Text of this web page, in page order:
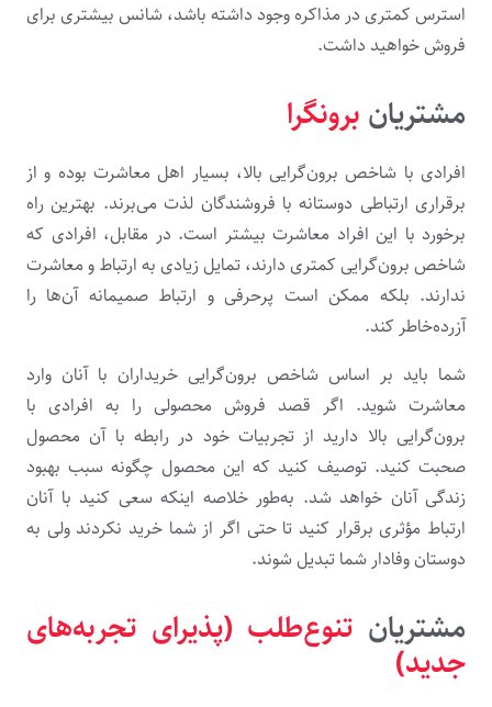
استرس کمتری در مذاکره وجود داشته باشد، شانس بیشتری برای
فروش خواهید داشت.
مشتریان برونگرا
افرادی با شاخص برون‌گرایی بالا، بسیار اهل معاشرت بوده و از
برقراری ارتباطی دوستانه با فروشندگان لذت می‌برند. بهترین راه
برخورد با این افراد معاشرت بیشتر است. در مقابل، افرادی که
شاخص برون‌گرایی کمتری دارند، تمایل زیادی به ارتباط و معاشرت
ندارند. بلکه ممکن است پرحرفی و ارتباط صمیمانه آن‌ها را
آزرده‌خاطر کند.
شما باید بر اساس شاخص برون‌گرایی خریداران با آنان وارد
معاشرت شوید. اگر قصد فروش محصولی را به افرادی با
برون‌گرایی بالا دارید از تجربیات خود در رابطه ‌با آن محصول
صحبت کنید. توصیف کنید که این محصول چگونه سبب بهبود
زندگی آنان خواهد شد. به‌طور خلاصه اینکه سعی کنید با آنان
ارتباط مؤثری برقرار کنید تا حتی اگر از شما خرید نکردند ولی به
دوستان وفادار شما تبدیل شوند.
مشتریان تنوع‌طلب (پذیرای تجربه‌های
جدید)